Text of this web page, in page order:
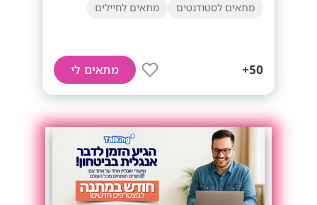
מתאים לסטודנטים מתאים לחיילים
50+ מתאים לי